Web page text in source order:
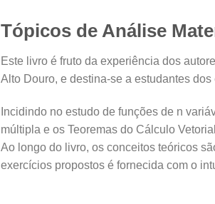
Tópicos de Análise
Este livro é fruto da experiência dos
Alto Douro, e destina-se a estudantes
Incidindo no estudo de funções de n
múltipla e os Teoremas do Cálculo
Ao longo do livro, os conceitos teóricos
exercícios propostos é fornecida com o